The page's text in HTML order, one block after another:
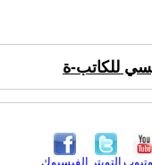
للكاتب-ة
الفيسبوك التويتر